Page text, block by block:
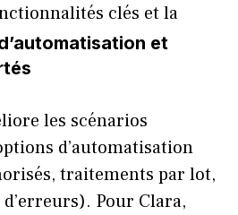
clés et la
et
les scénarios
d’automatisation
traitements par lot,
Pour Clara,